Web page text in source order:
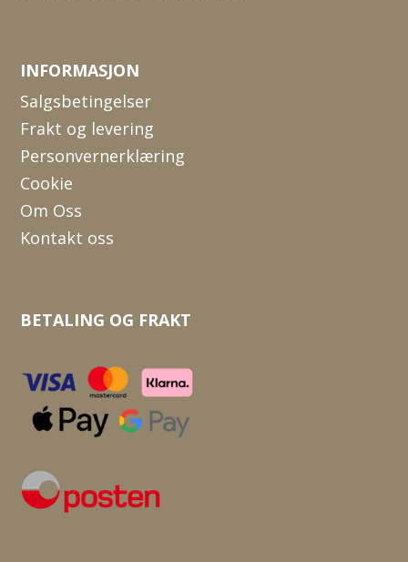
INFORMASJON
Salgsbetingelser
Frakt og levering
Personvernerklæring
Cookie
Om Oss
Kontakt oss
BETALING OG FRAKT